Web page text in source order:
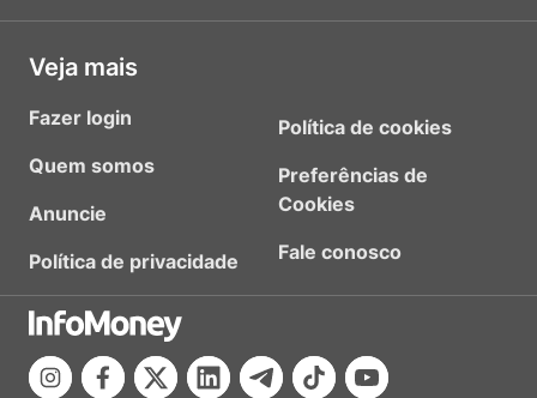
Veja mais
Fazer login
Quem somos
Anuncie
Política de privacidade
Política de cookies
Preferências de
Cookies
Fale conosco